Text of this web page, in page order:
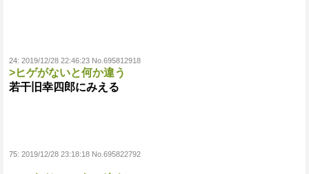
24: 2019/12/28 22:46:23 No.695812918
>ヒゲがないと何か違う
若干旧幸四郎にみえる
75: 2019/12/28 23:18:18 No.695822792